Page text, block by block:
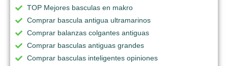
TOP Mejores basculas en makro
Comprar bascula antigua ultramarinos
Comprar balanzas colgantes antiguas
Comprar basculas antiguas grandes
Comprar basculas inteligentes opiniones